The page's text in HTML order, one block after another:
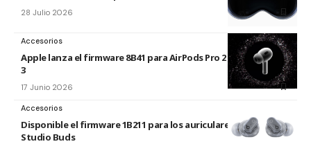
28 Julio 2026
Accesorios
Apple lanza el firmware 8B41 para AirPods Pro 2 y AirPods Pro
3
17 Junio 2026
Accesorios
Disponible el firmware 1B211 para los auriculares Beats
Studio Buds